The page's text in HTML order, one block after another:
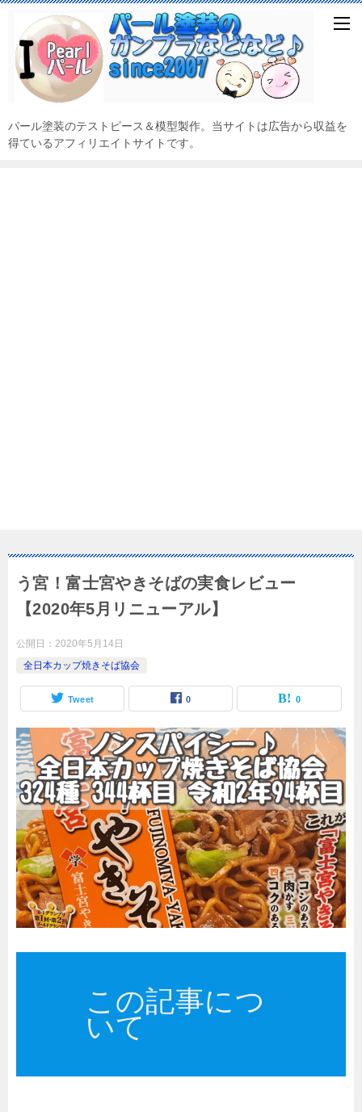
パール塗装のテストピース＆模型製作。当サイトは広告から収益を
得ているアフィリエイトサイトです。
う宮！富士宮やきそばの実食レビュー
【2020年5月リニューアル】
公開日： 2020年5月14日
全日本カップ焼きそば協会
Tweet 0 0
この記事につ
いて